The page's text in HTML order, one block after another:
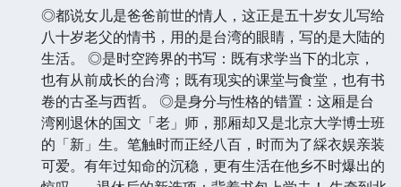
◎都说女儿是爸爸前世的情人，这正是五十岁女儿写给
八十岁老父的情书，用的是台湾的眼睛，写的是大陆的
生活。 ◎是时空跨界的书写：既有求学当下的北京，
也有从前成长的台湾；既有现实的课堂与食堂，也有书
卷的古圣与西哲。 ◎是身分与性格的错置：这厢是台
湾刚退休的国文「老」师，那厢却又是北京大学博士班
的「新」生。笔触时而正经八百，时而为了綵衣娱亲装
可爱。有年过知命的沉稳，更有生活在他乡不时爆出的